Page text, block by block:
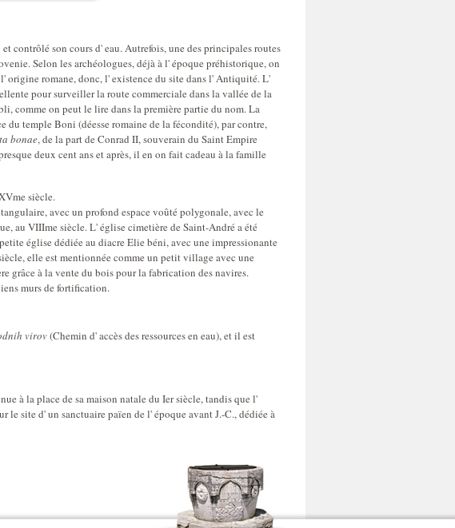
son cours d' eau. Autrefois, une des principales routes
Selon les archéologues, déjà à l' époque préhistorique, on
origine romane, donc, l' existence du site dans l' Antiquité. L'
pour surveiller la route commerciale dans la vallée de la
comme on peut le lire dans la première partie du nom. La
temple Boni (déesse romaine de la fécondité), par contre,
bonae, de la part de Conrad II, souverain du Saint Empire
deux cent ans et après, il en on fait cadeau à la famille
siècle.
avec un profond espace voûté polygonale, avec le
au VIIIme siècle. L' église cimetière de Saint-André a été
église dédiée au diacre Elie béni, avec une impressionante
elle est mentionnée comme un petit village avec une
grâce à la vente du bois pour la fabrication des navires.
murs de fortification.
virov(Chemin d' accès des ressources en eau), et il est
à la place de sa maison natale du Ier siècle, tandis que l'
le site d' un sanctuaire païen de l' époque avant J.-C., dédiée à